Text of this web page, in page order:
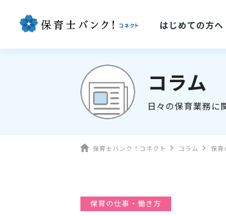
はじめての方へ
コラム
日々の保育業務に
保育士バンク！コネクト コラム 保育
保育の仕事・働き方